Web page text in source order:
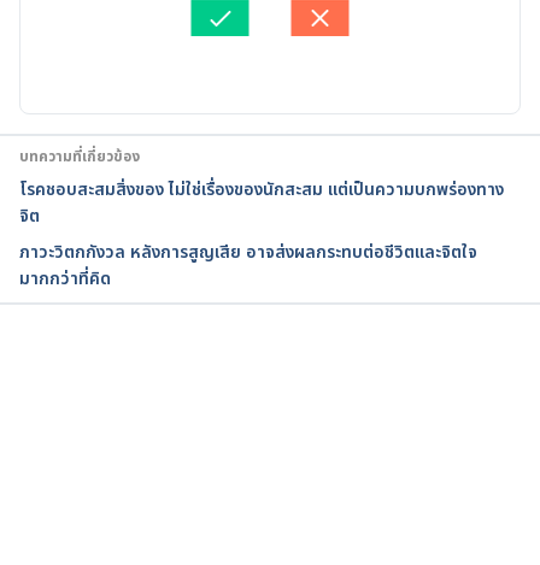
International OCD Foundation, What is OCD?,
(OCD)&oq=What+is+obsessive+compulsive+disord
er+
(OCD)&aqs=chrome..69i57&sourceid=chrome&ie=U
TF-8/ Accessed on May 5, 2017
แวววิกา ศรีบ้าน
บทความที่เกี่ยวข้อง
โรคชอบสะสมสิ่งของ ไม่ใช่เรื่องของนักสะสม แต่เป็นความบกพร่องทาง
จิต
ภาวะวิตกกังวล หลังการสูญเสีย อาจส่งผลกระทบต่อชีวิตและจิตใจ
มากกว่าที่คิด